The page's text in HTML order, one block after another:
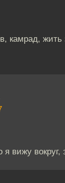
камрад, жить
вижу вокруг,